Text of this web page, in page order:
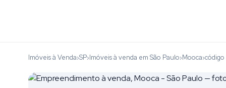
Imóveis à Venda›SP›Imóveis à venda em São Paulo›Mooca›